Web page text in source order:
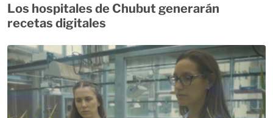
Los hospitales de Chubut generarán
recetas digitales